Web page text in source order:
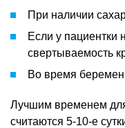
При наличии
Если у пациентки
свертываемость
Во время
Лучшим временем
считаются 5-10-е